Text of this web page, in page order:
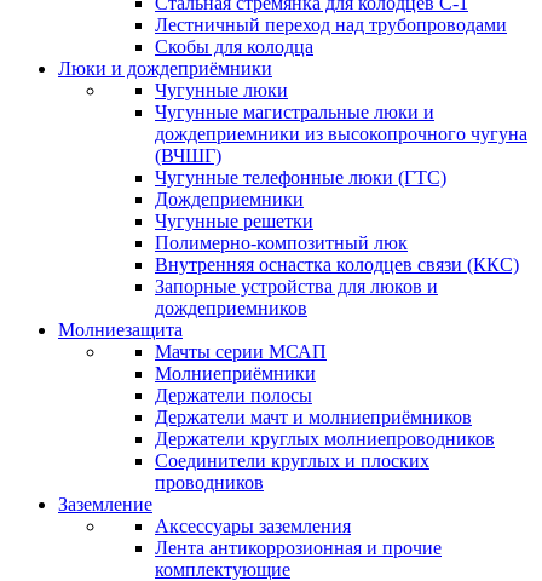
Лестничный переход над трубопроводами
Скобы для колодца
Люки и дождеприёмники
Чугунные люки
Чугунные магистральные люки и
дождеприемники из высокопрочного чугуна
(ВЧШГ)
Чугунные телефонные люки (ГТС)
Дождеприемники
Чугунные решетки
Полимерно-композитный люк
Внутренняя оснастка колодцев связи (ККС)
Запорные устройства для люков и
дождеприемников
Молниезащита
Мачты серии МСАП
Молниеприёмники
Держатели полосы
Держатели мачт и молниеприёмников
Держатели круглых молниепроводников
Cоединители круглых и плоских
проводников
Заземление
Аксессуары заземления
Лента антикоррозионная и прочие
комплектующие